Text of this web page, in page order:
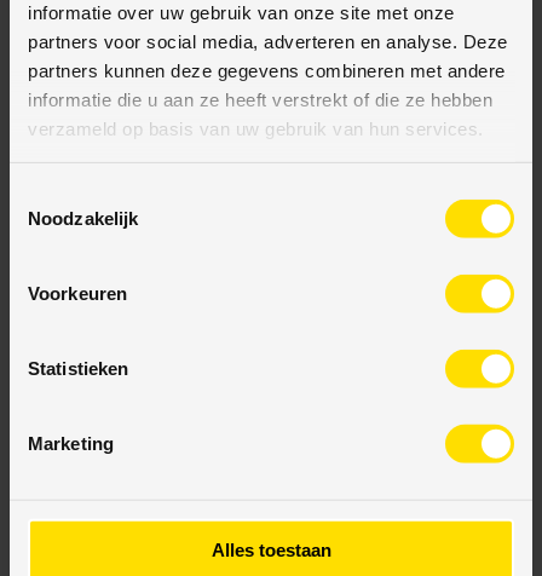
informatie over uw gebruik van onze site met onze
partners voor social media, adverteren en analyse. Deze
partners kunnen deze gegevens combineren met andere
informatie die u aan ze heeft verstrekt of die ze hebben
verzameld op basis van uw gebruik van hun services.
Noodzakelijk
Voorkeuren
Statistieken
Marketing
Alles toestaan
SPECIFICATIES
BETAALMETHODES
JE KUNT BIJ ONS BETALEN MET:
Bij VloerenOutletStore bieden wij diverse veilige
betaalmethodes aan. Uw transactie is eenvoudig,
vertrouwen bestellen.